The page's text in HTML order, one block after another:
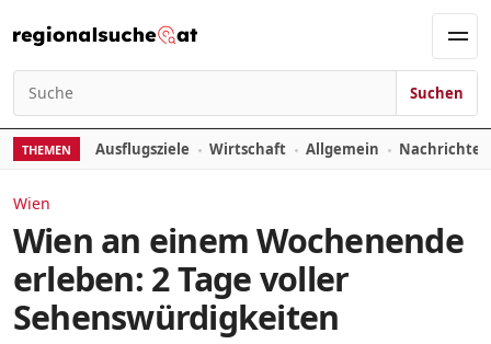
Suchen nach:
Suchen
THEMEN Ausflugsziele Wirtschaft Allgemein
Wien
Wien an einem Wochenende
erleben: 2 Tage voller
Sehenswürdigkeiten